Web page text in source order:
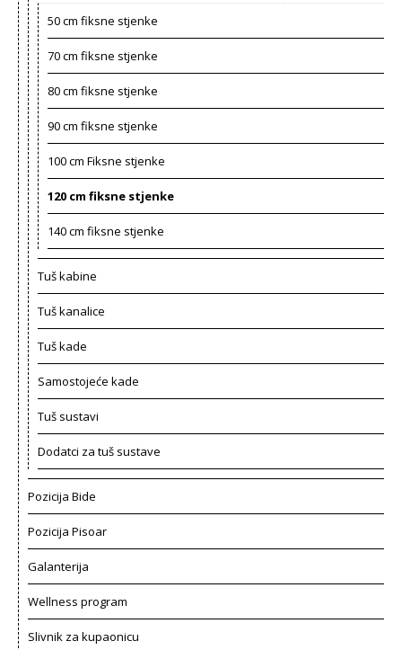
50 cm fiksne stjenke
70 cm fiksne stjenke
80 cm fiksne stjenke
90 cm fiksne stjenke
100 cm Fiksne stjenke
120 cm fiksne stjenke
140 cm fiksne stjenke
Tuš kabine
Tuš kanalice
Tuš kade
Samostojeće kade
Tuš sustavi
Dodatci za tuš sustave
Pozicija Bide
Pozicija Pisoar
Galanterija
Wellness program
Slivnik za kupaonicu